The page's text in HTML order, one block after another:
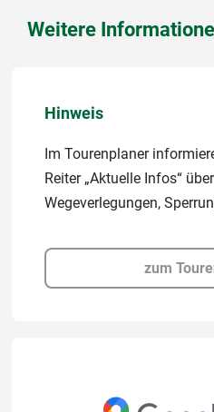
Weitere
Hinweis
Im Tourenplaner
Reiter „Aktuelle Infos“
Wegeverlegungen,
zum